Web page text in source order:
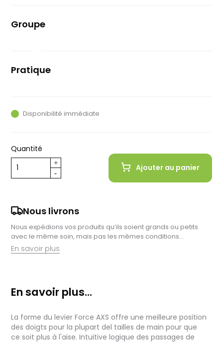
Groupe
Pratique
Disponibilité immédiate
Quantité
Ajouter au panier
Nous livrons
Nous expédions vos produits qu’ils soient grands ou petits
avec le même soin, mais pas les mêmes conditions…
En savoir plus
achats à domicile, mais il est encore plus gratifiant de vous
accueillir en magasin. Commandez en ligne et récupérez vos
Pensez à préciser le lieu de retrait lors de votre commande,
et nous vous informerons dès que vos articles seront prêts à
être récupérés.
En savoir plus...
La forme du levier Force AXS offre une meilleure position
des doigts pour la plupart del tailles de main pour que
ce soit plus à l'aise. Intuitive logique des passages de